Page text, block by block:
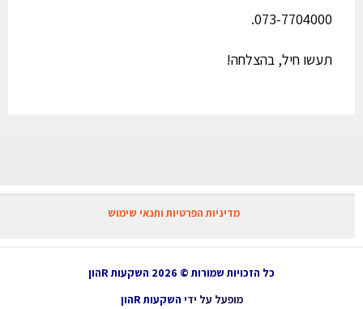
073-7704000.
תעשו חיל, בהצלחה!
מדיניות הפרטיות ותנאי שימוש
כל הזכויות שמורות © 2026 השקעות Rהון
מופעל על ידיהשקעות Rהון